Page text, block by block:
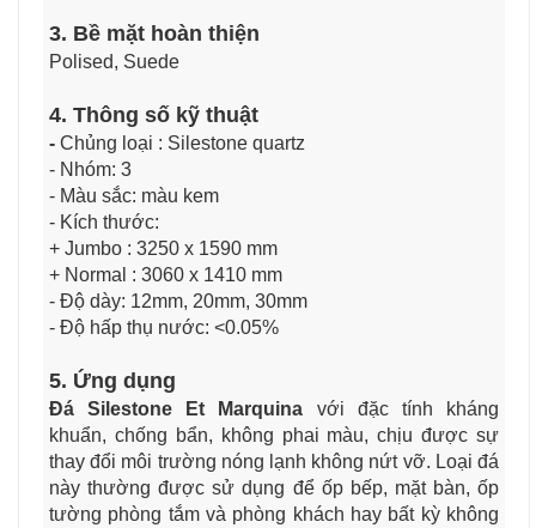
3. Bề mặt hoàn thiện
Polised, Suede
4. Thông số kỹ thuật
- Chủng loại : Silestone quartz
- Nhóm: 3
- Màu sắc: màu kem
- Kích thước:
+ Jumbo : 3250 x 1590 mm
+ Normal : 3060 x 1410 mm
- Độ dày: 12mm, 20mm, 30mm
- Độ hấp thụ nước: <0.05%
5. Ứng dụng
Đá Silestone Et Marquina với đặc tính kháng
khuẩn, chống bẩn, không phai màu, chịu được sự
thay đổi môi trường nóng lạnh không nứt vỡ. Loại đá
này thường được sử dụng để ốp bếp, mặt bàn, ốp
tường phòng tắm và phòng khách hay bất kỳ không